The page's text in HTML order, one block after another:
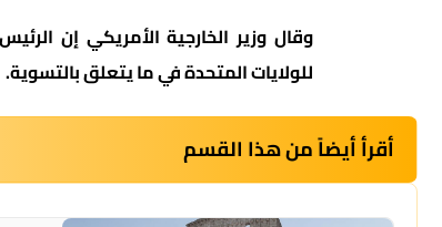
وقال وزير الخارجية الأمريكي إن
للولايات المتحدة في ما يتعلق بالتسوية.
أقرأ أيضاً من هذا القسم